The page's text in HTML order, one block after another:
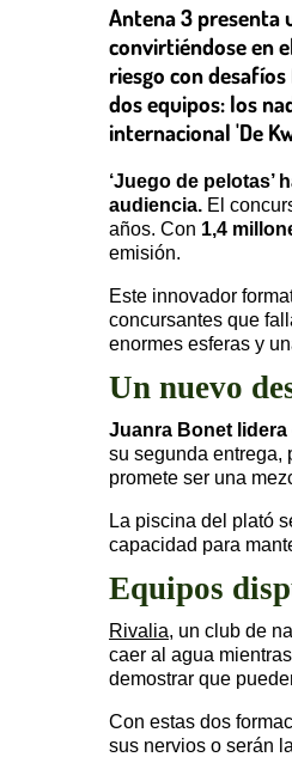
Antena 3 presenta
convirtiéndose en
riesgo con
dos equipos: los
internacional 'De
‘Juego de
audiencia. El
años. Con 1,4
emisión.
Este innovador
concursantes que
enormes esferas y
Un nuevo
Juanra Bonet lidera
su segunda entrega,
promete ser una
La piscina del plató
capacidad para
Equipos
Rivalia, un club de
caer al agua
demostrar que
Con estas dos
sus nervios o serán